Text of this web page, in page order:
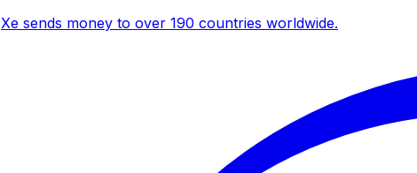
Xe sends money to over 190 countries worldwide.